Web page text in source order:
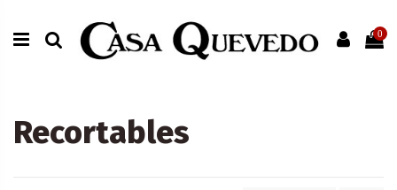
0
Recortables